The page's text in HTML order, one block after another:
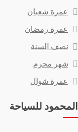
عمرة شعبان
عمرة رمضان
نصف السنة
شهر محرم
عمرة شوال
المحمود للسياحة